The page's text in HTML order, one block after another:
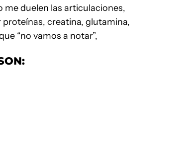
me duelen las articulaciones,
creatina, glutamina,
“no vamos a notar”,